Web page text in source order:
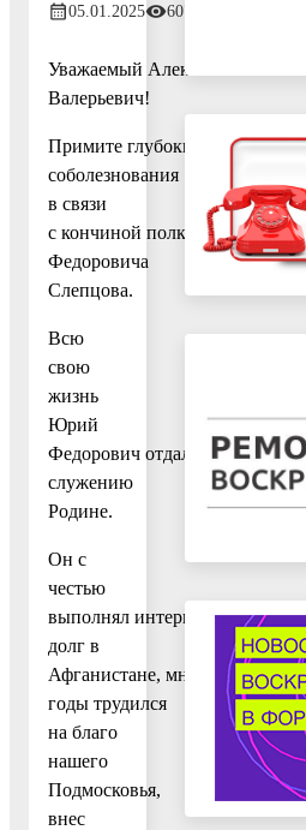
05.01.2025 607
Уважаемый Алексей
Валерьевич!
Примите глубокие
соболезнования
в связи
с кончиной полковника Юрия
Федоровича
Слепцова.
Всю
свою
жизнь
Юрий
Федорович отдал
служению
Родине.
Он с
честью
выполнял интернациональный
долг в
Афганистане, многие
годы трудился
на благо
нашего
Подмосковья,
внес